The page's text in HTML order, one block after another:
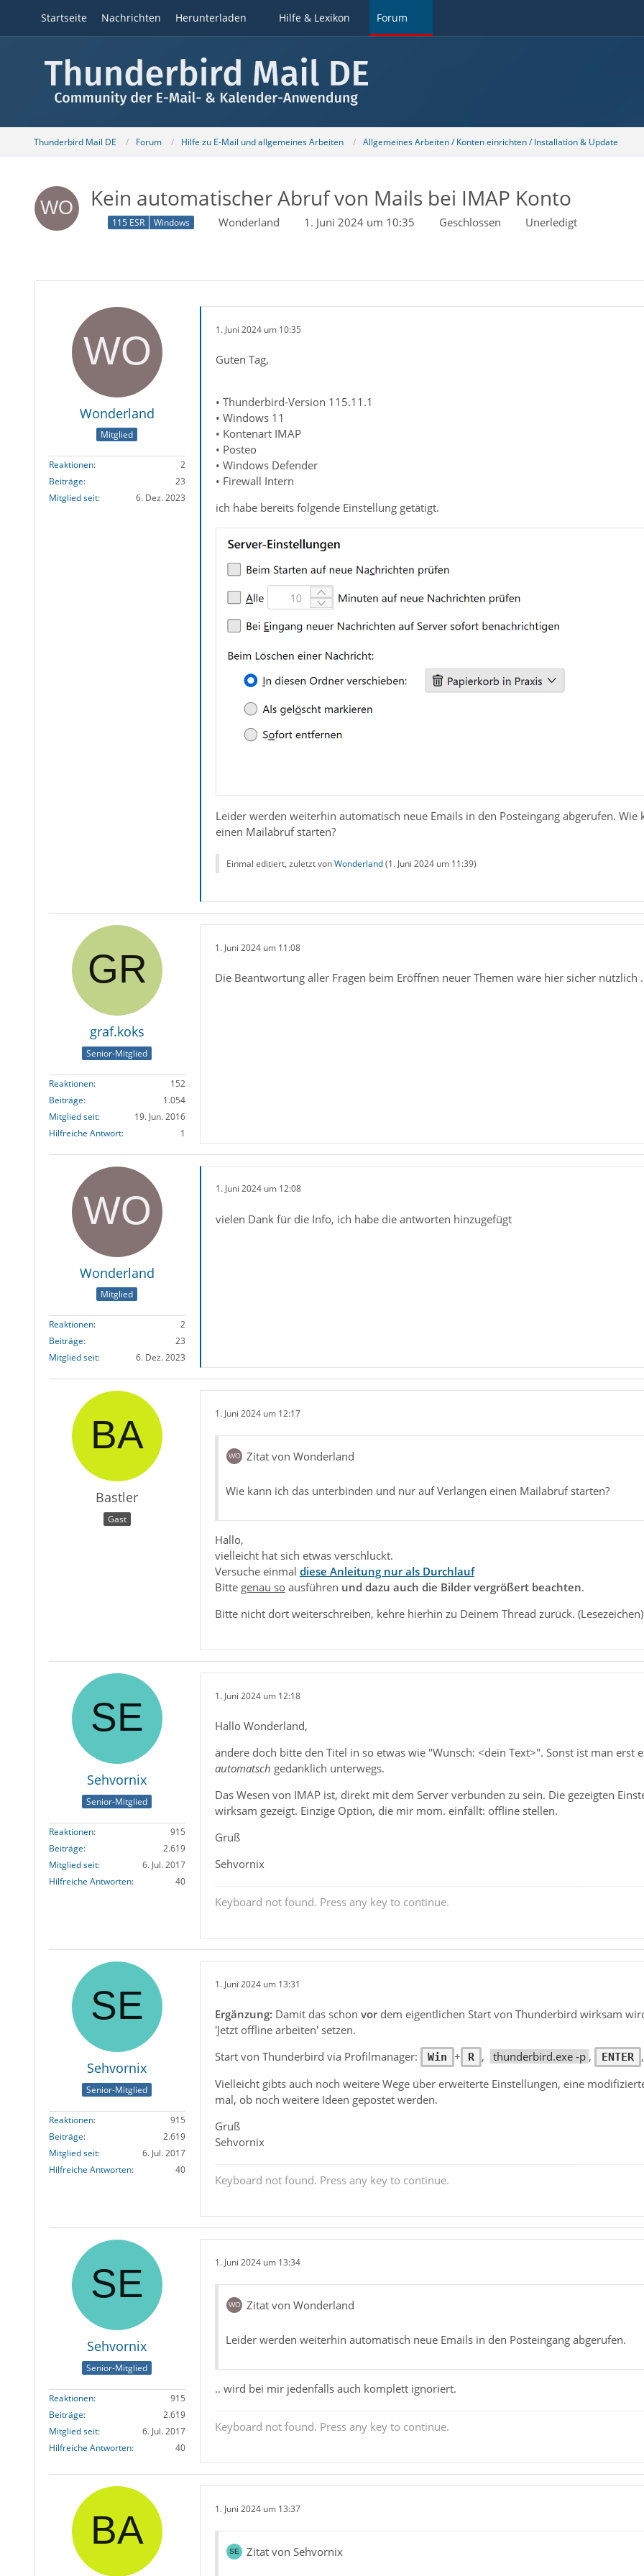
Startseite Nachrichten Herunterladen Hilfe & Lexikon Forum
Thunderbird Mail DE Forum Hilfe zu E-Mail und allgemeines Arbeiten Allgemeines Arbeiten / Konten einrichten / Installation & Update
Kein automatischer Abruf von Mails bei IMAP Konto
115 ESR Windows Wonderland 1. Juni 2024 um 10:35 Geschlossen Unerledigt
Wonderland
Mitglied
Reaktionen
2
Beiträge
23
Mitglied seit
6. Dez. 2023
1. Juni 2024 um 10:35
Guten Tag,
• Thunderbird-Version 115.11.1
• Windows 11
• Kontenart IMAP
• Posteo
• Windows Defender
• Firewall Intern
ich habe bereits folgende Einstellung getätigt.
Leider werden weiterhin automatisch neue Emails in den Posteingang abgerufen.
einen Mailabruf starten?
Einmal editiert, zuletzt vonWonderland(1. Juni 2024 um 11:39)
graf.koks
Senior-Mitglied
Reaktionen
152
Beiträge
1.054
Mitglied seit
19. Jun. 2016
Hilfreiche Antwort
1
1. Juni 2024 um 11:08
Die Beantwortung aller Fragen beim Eröffnen neuer Themen wäre hier sicher nützlich
Wonderland
Mitglied
Reaktionen
2
Beiträge
23
Mitglied seit
6. Dez. 2023
1. Juni 2024 um 12:08
vielen Dank für die Info, ich habe die antworten hinzugefügt
Bastler
Gast
1. Juni 2024 um 12:17
Zitat von Wonderland
Wie kann ich das unterbinden und nur auf Verlangen einen Mailabruf starten?
Hallo,
vielleicht hat sich etwas verschluckt.
Versuche einmal diese Anleitung nur als Durchlauf
Bitte genau soausführen und dazu auch die Bilder vergrößert beachten.
Bitte nicht dort weiterschreiben, kehre hierhin zu Deinem Thread zurück. (Lesezeichen)
Sehvornix
Senior-Mitglied
Reaktionen
915
Beiträge
2.619
Mitglied seit
6. Jul. 2017
Hilfreiche Antworten
40
1. Juni 2024 um 12:18
Hallo Wonderland,
ändere doch bitte den Titel in so etwas wie "Wunsch: <dein Text>". Sonst ist man erst
automatsch gedanklich unterwegs.
Das Wesen von IMAP ist, direkt mit dem Server verbunden zu sein. Die gezeigten
wirksam gezeigt. Einzige Option, die mir mom. einfällt: offline stellen.
Gruß
Sehvornix
Keyboard not found. Press any key to continue.
Sehvornix
Senior-Mitglied
Reaktionen
915
Beiträge
2.619
Mitglied seit
6. Jul. 2017
Hilfreiche Antworten
40
1. Juni 2024 um 13:31
Ergänzung: Damit das schon vordem eigentlichen Start von Thunderbird wirksam
'Jetzt offline arbeiten' setzen.
Start von Thunderbird via Profilmanager:
Win + R , thunderbird.exe -p , ENTER
Vielleicht gibts auch noch weitere Wege über erweiterte Einstellungen, eine
mal, ob noch weitere Ideen gepostet werden.
Gruß
Sehvornix
Keyboard not found. Press any key to continue.
Sehvornix
Senior-Mitglied
Reaktionen
915
Beiträge
2.619
Mitglied seit
6. Jul. 2017
Hilfreiche Antworten
40
1. Juni 2024 um 13:34
Zitat von Wonderland
Leider werden weiterhin automatisch neue Emails in den Posteingang abgerufen.
.. wird bei mir jedenfalls auch komplett ignoriert.
Keyboard not found. Press any key to continue.
1. Juni 2024 um 13:37
Zitat von Sehvornix